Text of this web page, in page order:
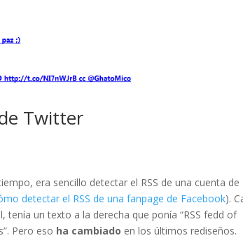
Twitter
era sencillo detectar el RSS de una cuenta de
detectar el RSS de una fanpage de Facebook).
tenía un texto a la derecha que ponía “RSS fedd of
Pero eso ha cambiado en los últimos rediseños.